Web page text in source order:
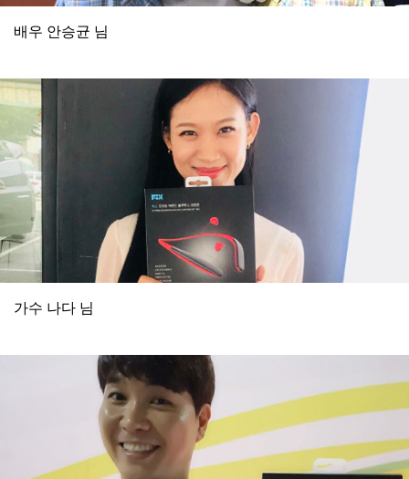
배우 안승균 님
가수 나다 님